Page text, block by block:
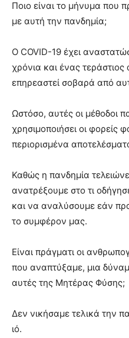
Ποιο είναι το μήνυμα που
με αυτή την πανδημία;
Ο COVID-19 έχει
χρόνια και ένας
επηρεαστεί σοβαρά από
Ωστόσο, αυτές οι μέθοδοι
χρησιμοποιήσει οι φορείς
περιορισμένα
Καθώς η πανδημία
ανατρέξουμε στο τι
και να αναλύσουμε εάν
το συμφέρον μας.
Είναι πράγματι οι
που αναπτύξαμε, μια
αυτές της Μητέρας Φύσης;
Δεν νικήσαμε τελικά την
ιό.